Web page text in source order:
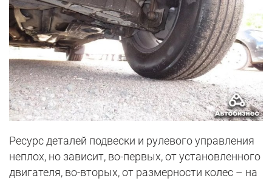
Ресурс деталей подвески и рулевого управления
неплох, но зависит, во-первых, от установленного
двигателя, во-вторых, от размерности колес – на